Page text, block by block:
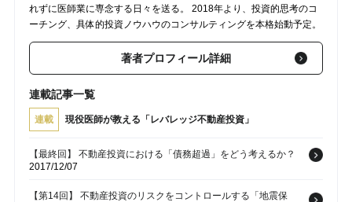
れずに医師業に専念する日々を送る。 2018年より、投資的思考のコ
ーチング、具体的投資ノウハウのコンサルティングを本格始動予定。
著者プロフィール詳細
連載記事一覧
連載 現役医師が教える「レバレッジ不動産投資」
【最終回】 不動産投資における「債務超過」をどう考えるか？
2017/12/07
【第14回】 不動産投資のリスクをコントロールする「地震保